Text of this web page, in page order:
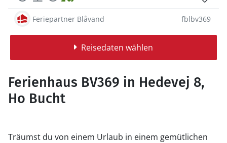
Feriepartner Blåvand fblbv369
Reisedaten wählen
Ferienhaus BV369 in Hedevej 8,
Ho Bucht
Träumst du von einem Urlaub in einem gemütlichen